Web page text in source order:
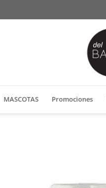
MASCOTAS Promociones